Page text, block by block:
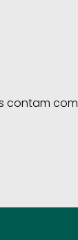
contam com